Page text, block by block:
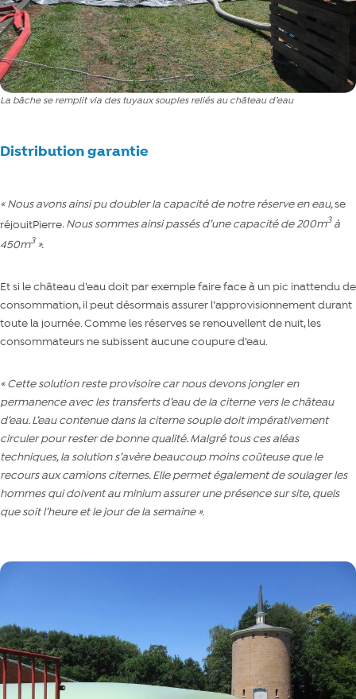
La bâche se remplit via des tuyaux souples reliés au château d’eau
Distribution garantie
« Nous avons ainsi pu doubler la capacité de notre réserve en eau,se
réjouitPierre. Nous sommes ainsi passés d’une capacité de 200m3 à
450m3 ».
Et si le château d’eau doit par exemple faire face à un pic inattendu de
consommation, il peut désormais assurer l’approvisionnement durant
toute la journée. Comme les réserves se renouvellent de nuit, les
consommateurs ne subissent aucune coupure d’eau.
« Cette solution reste provisoire car nous devons jongler en
permanence avec les transferts d’eau de la citerne vers le château
d’eau. L’eau contenue dans la citerne souple doit impérativement
circuler pour rester de bonne qualité. Malgré tous ces aléas
techniques, la solution s’avère beaucoup moins coûteuse que le
recours aux camions citernes. Elle permet également de soulager les
hommes qui doivent au minium assurer une présence sur site, quels
que soit l’heure et le jour de la semaine ».